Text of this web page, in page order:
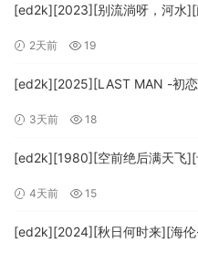
[ed2k][2023][别流淌呀，河水
2天前 19
[ed2k][2025][LAST MAN -初
3天前 18
[ed2k][1980][空前绝后满天飞][
HD.MA5.1.x265.10bit-BeiTai]
4天前 15
[ed2k][2024][秋日何时来][海伦